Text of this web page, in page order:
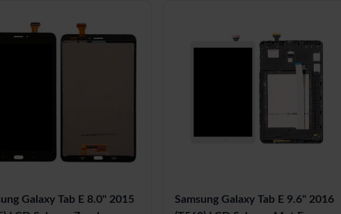
Galaxy Tab E 8.0'' 2015
Samsung Galaxy Tab E 9.6'' 2016